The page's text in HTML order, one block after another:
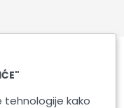
tehnologije kako